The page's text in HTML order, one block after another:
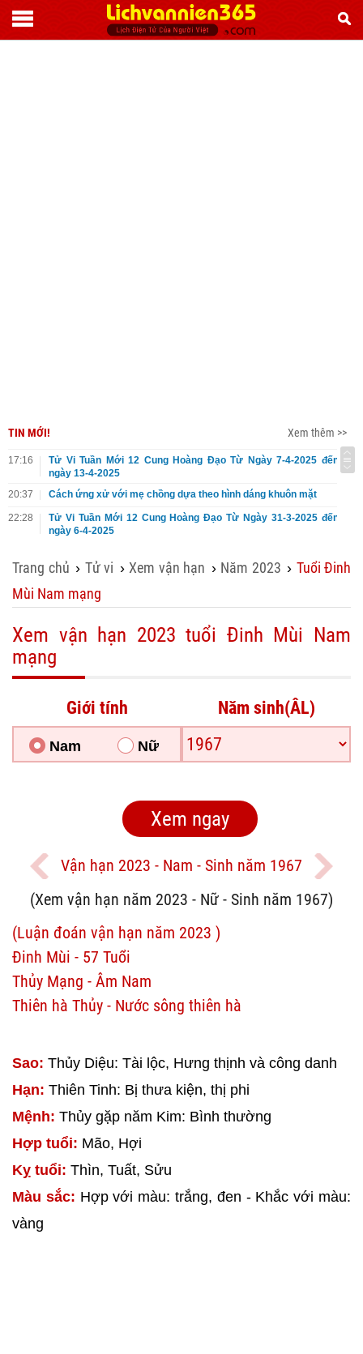
TIN MỚI! Xem thêm >>
17:16
Tử Vi Tuần Mới 12 Cung Hoàng Đạo Từ Ngày 7-4-2025 đến
ngày 13-4-2025
20:37
Cách ứng xử với mẹ chồng dựa theo hình dáng khuôn mặt
22:28
Tử Vi Tuần Mới 12 Cung Hoàng Đạo Từ Ngày 31-3-2025 đến
ngày 6-4-2025
Trang chủ › Tử vi › Xem vận hạn › Năm 2023 › Tuổi Đinh
Mùi Nam mạng
Xem vận hạn 2023 tuổi Đinh Mùi Nam
mạng
Giới tính
Nam Nữ
Năm sinh(ÂL)
Vận hạn 2023 - Nam - Sinh năm 1967
(Xem vận hạn năm 2023 - Nữ - Sinh năm 1967)
(Luận đoán vận hạn năm 2023 )
Đinh Mùi - 57 Tuổi
Thủy Mạng - Âm Nam
Thiên hà Thủy - Nước sông thiên hà
Sao: Thủy Diệu: Tài lộc, Hưng thịnh và công danh
Hạn: Thiên Tinh: Bị thưa kiện, thị phi
Mệnh: Thủy gặp năm Kim: Bình thường
Hợp tuổi: Mão, Hợi
Kỵ tuổi: Thìn, Tuất, Sửu
Màu sắc: Hợp với màu: trắng, đen - Khắc với màu:
vàng